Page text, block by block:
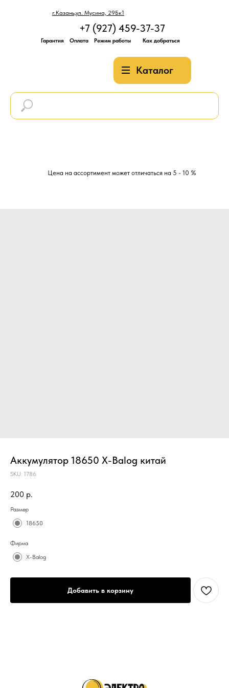
г.Казань,ул. Мусина, 29Бк1
Каталог
+7 (927) 459-37-37
Гарантия Оплата Режим работы Как добраться
Цена на ассортимент может отличаться на 5 - 10 %
Аккумулятор 18650 X-Balog китай
SKU: 1786
200 р.
Размер
18650
Фирма
X-Balog
Добавить в корзину